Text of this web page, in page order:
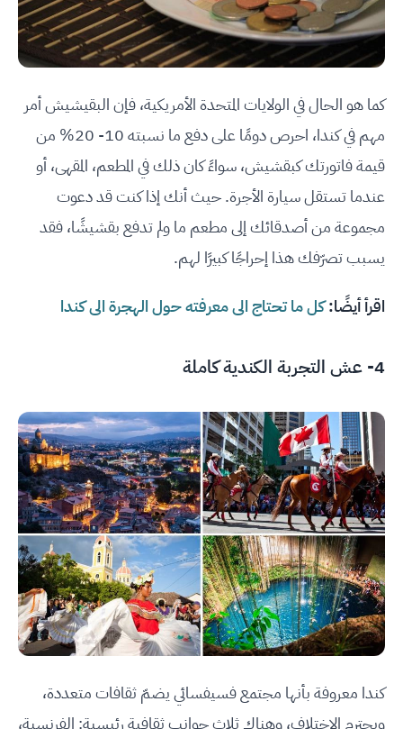
كما هو الحال في الولايات المتحدة الأمريكية، فإن البقيشيش أمر
مهم في كندا، احرص دومًا على دفع ما نسبته 10- 20% من
قيمة فاتورتك كبقشيش، سواءً كان ذلك في المطعم، المقهى، أو
عندما تستقل سيارة الأجرة. حيث أنك إذا كنت قد دعوت
مجموعة من أصدقائك إلى مطعم ما ولم تدفع بقشيشًا، فقد
يسبب تصرّفك هذا إحراجًا كبيرًا لهم.
اقرأ أيضًا:كل ما تحتاج الى معرفته حول الهجرة الى كندا
4- عش التجربة الكندية كاملة
كندا معروفة بأنها مجتمع فسيفسائي يضمّ ثقافات متعددة،
ويحترم الاختلاف، وهناك ثلاث جوانب ثقافية رئيسية: الفرنسية،